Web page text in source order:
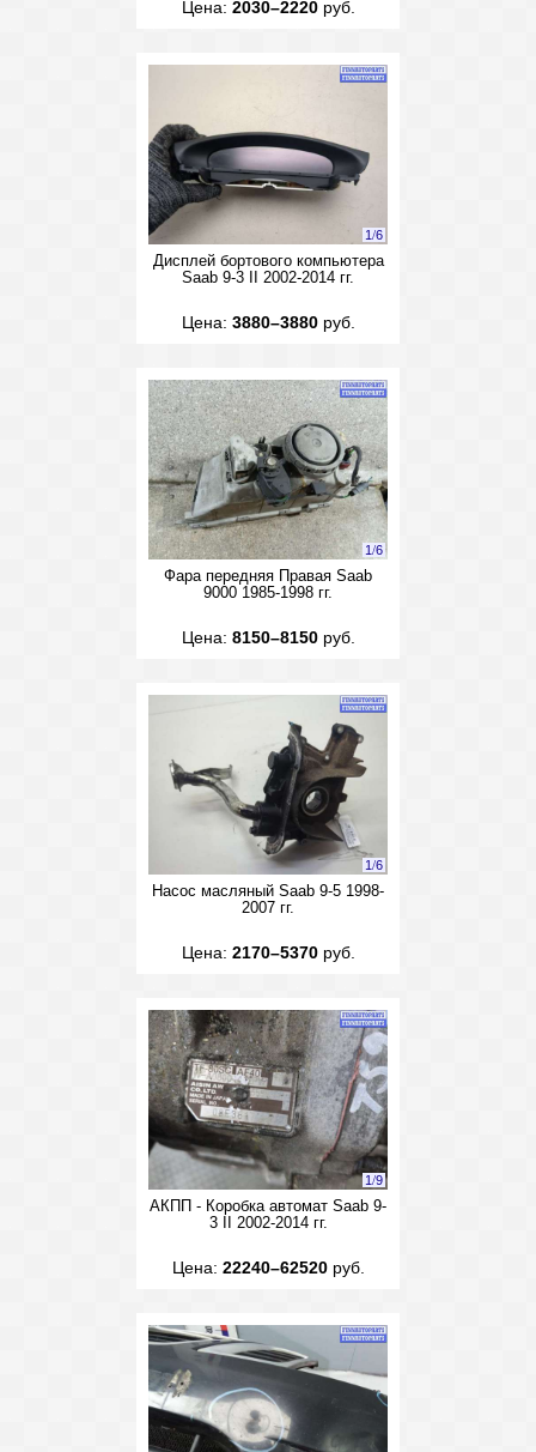
Цена: 2030–2220руб.
1/6
Дисплей бортового компьютера
Saab 9-3 II 2002-2014 гг.
Цена: 3880–3880руб.
1/6
Фара передняя Правая Saab
9000 1985-1998 гг.
Цена: 8150–8150руб.
1/6
Насос масляный Saab 9-5 1998-
2007 гг.
Цена: 2170–5370руб.
1/9
АКПП - Коробка автомат Saab 9-
3 II 2002-2014 гг.
Цена: 22240–62520руб.